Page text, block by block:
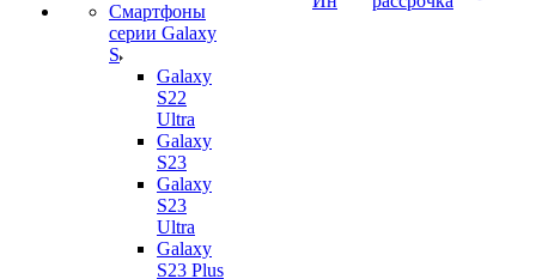
Смартфоны
серии Galaxy
S
Galaxy
S22
Ultra
Galaxy
S23
Galaxy
S23
Ultra
Galaxy
S23 Plus